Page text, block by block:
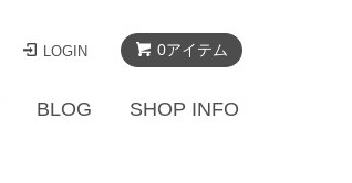
0アイテム
LOGIN
BLOG SHOP INFO